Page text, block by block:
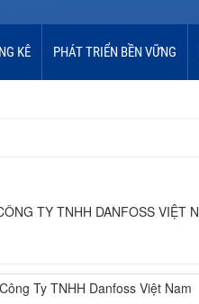
KÊ PHÁT TRIỂN BỀN VỮNG
TY TNHH DANFOSS VIỆT
Công Ty TNHH Danfoss Việt Nam